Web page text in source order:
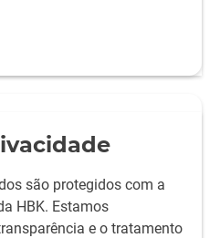
são protegidos com a
HBK. Estamos
e o tratamento